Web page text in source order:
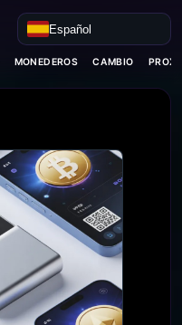
Español
MONEDEROS CAMBIO